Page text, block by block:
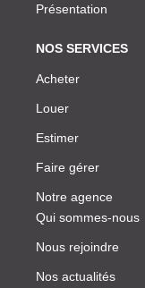
Présentation
NOS SERVICES
Acheter
Louer
Estimer
Faire gérer
Notre agence
Qui sommes-nous
Nous rejoindre
Nos actualités